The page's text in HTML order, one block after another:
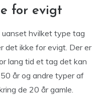
for evigt
hvilket type tag
det ikke for evigt. Der er
lang tid et tag det kan
år og andre typer af
de 20 år gamle.